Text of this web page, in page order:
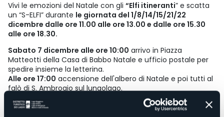
Vivi le emozioni del Natale con gli “Elfi itineranti” e scatta
un “S-ELFI” durante le giornata del 1/8/14/15/21/22
dicembre dalle ore 11.00 alle ore 13.00 e dalle ore 15.30
alle ore 18.30.
Sabato 7 dicembre alle ore 10:00 arrivo in Piazza
Matteotti della Casa di Babbo Natale e ufficio postale per
spedire insieme la letterina.
Alle ore 17:00 accensione dell'albero di Natale e poi tutti al
falò di S. Ambrogio sul lungolago.
Organisateur de l'événement
Città di Stresa